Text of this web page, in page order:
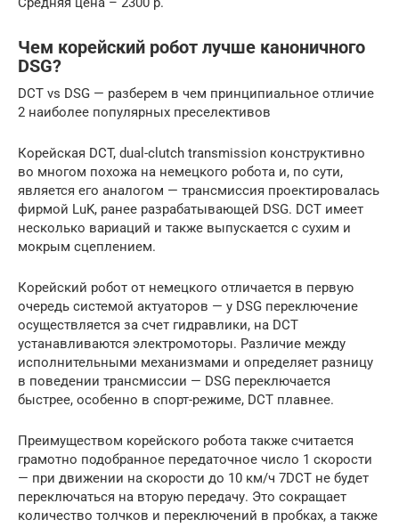
Чем корейский робот лучше каноничного
DSG?
DCT vs DSG — разберем в чем принципиальное отличие
2 наиболее популярных преселективов
Корейская DCT, dual-clutch transmission конструктивно
во многом похожа на немецкого робота и, по сути,
является его аналогом — трансмиссия проектировалась
фирмой LuK, ранее разрабатывающей DSG. DCT имеет
несколько вариаций и также выпускается с сухим и
мокрым сцеплением.
Корейский робот от немецкого отличается в первую
очередь системой актуаторов — у DSG переключение
осуществляется за счет гидравлики, на DCT
устанавливаются электромоторы. Различие между
исполнительными механизмами и определяет разницу
в поведении трансмиссии — DSG переключается
быстрее, особенно в спорт-режиме, DCT плавнее.
Преимуществом корейского робота также считается
грамотно подобранное передаточное число 1 скорости
— при движении на скорости до 10 км/ч 7DCT не будет
переключаться на вторую передачу. Это сокращает
количество толчков и переключений в пробках, а также